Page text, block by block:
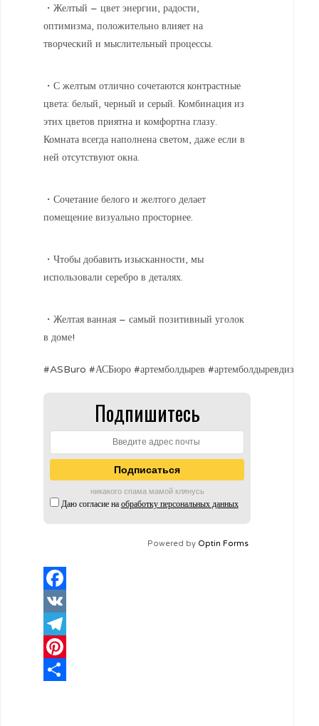
・Желтый – цвет энергии, радости,
оптимизма, положительно влияет на
творческий и мыслительный процессы.
・С желтым отлично сочетаются контрастные
цвета: белый, черный и серый. Комбинация из
этих цветов приятна и комфортна глазу.
Комната всегда наполнена светом, даже если в
ней отсутствуют окна.
・Сочетание белого и желтого делает
помещение визуально просторнее.
・Чтобы добавить изысканности, мы
использовали серебро в деталях.
・Желтая ванная – самый позитивный уголок
в доме!
#ASBuro #АСБюро #артемболдырев
Подпишитесь
никакого спама мамой клянусь
Даю согласие на обработку персональных данных
Powered by Optin Forms
Facebook
VK
Telegram
Pinterest